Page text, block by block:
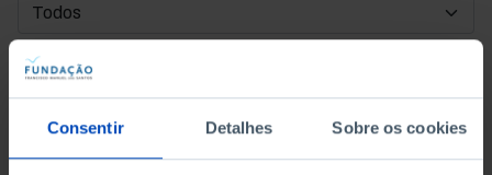
Consentir Detalhes Sobre os cookies
DATA DE INÍCIO
DATA DE FIM